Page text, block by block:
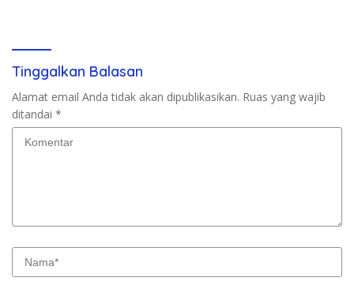
Tinggalkan Balasan
Alamat email Anda tidak akan dipublikasikan. Ruas yang wajib
ditandai *